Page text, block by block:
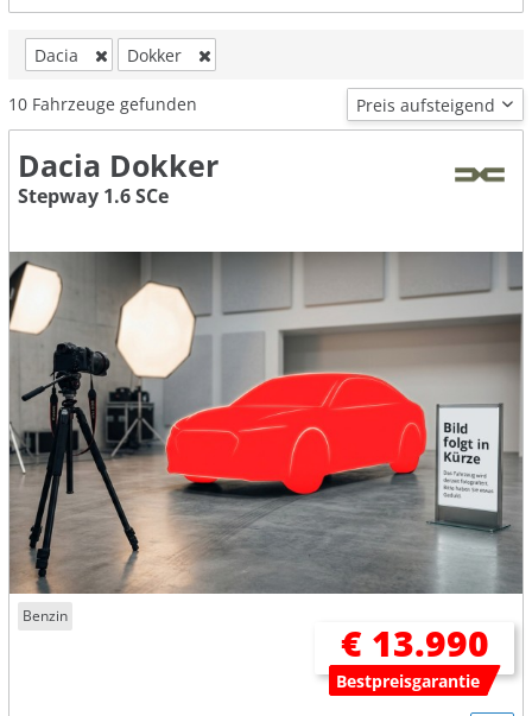
Dacia Dokker
10 Fahrzeuge gefunden
Dacia Dokker
Stepway 1.6 SCe
Benzin
€ 13.990
Bestpreisgarantie